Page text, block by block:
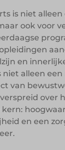
is niet alleen
ook voor
en
niet alleen
van
over
kern:
en een